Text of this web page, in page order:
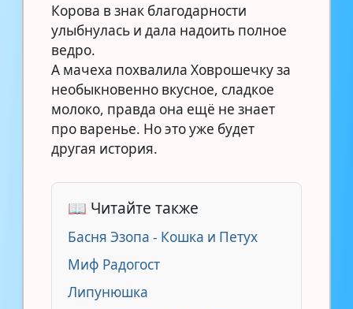
Корова в знак благодарности
улыбнулась и дала надоить полное
ведро.
А мачеха похвалила Ховрошечку за
необыкновенно вкусное, сладкое
молоко, правда она ещё не знает
про варенье. Но это уже будет
другая история.
📖 Читайте также
Басня Эзопа - Кошка и Петух
Миф Радогост
Липунюшка